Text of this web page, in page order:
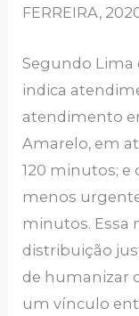
FERREIRA,
Segundo Lima
indica
atendimento
Amarelo, em
120 minutos; e
menos
minutos. Essa
distribuição
de humanizar
um vínculo